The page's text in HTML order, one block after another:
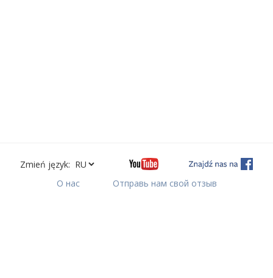
Zmień język:
О нас
Отправь нам свой отзыв